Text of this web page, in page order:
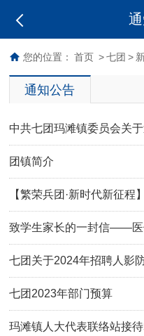
您的位置： 首页 > 七团 >
通知公告
中共七团玛滩镇委员会关
报
团镇简介
【繁荣兵团·新时代新征
常委会第8次会议
致学生家长的一封信——医
七团关于2024年招聘人影
七团2023年部门预算
玛滩镇人大代表联络站接